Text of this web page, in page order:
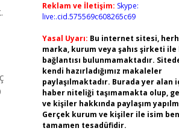
Reklam ve İletişim: Skype:
live:.cid.575569c608265c69
Yasal Uyarı: Bu internet sitesi,
marka, kurum veya şahıs şirketi
bağlantısı bulunmamaktadır.
kendi hazırladığımız makaleler
paylaşılmaktadır. Burada yer alan
haber niteliği taşımamakta olup,
ve kişiler hakkında paylaşım
Gerçek kurum ve kişiler ile isim
tamamen tesadüfidir.